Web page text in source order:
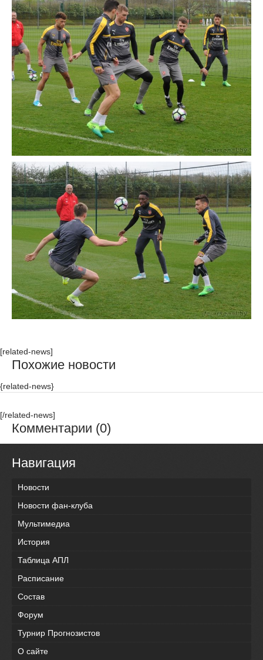
[related-news]
Похожие новости
{related-news}
[/related-news]
Комментарии (0)
Навигация
Новости
Новости фан-клуба
Мультимедиа
История
Таблица АПЛ
Расписание
Состав
Форум
Турнир Прогнозистов
О сайте